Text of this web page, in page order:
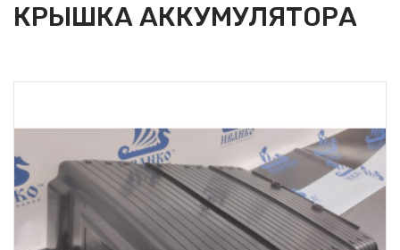
КРЫШКА АККУМУЛЯТОРА